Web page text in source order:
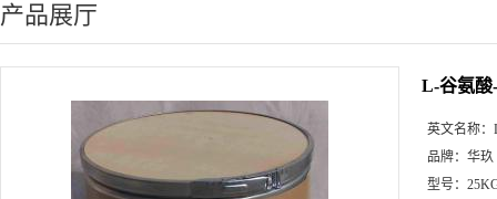
产品展厅
L-谷氨酸
英文名称：
品牌： 华玖
型号：